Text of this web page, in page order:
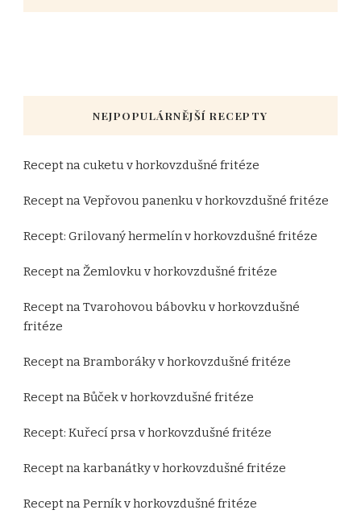
NEJPOPULÁRNĚJŠÍ RECEPTY
Recept na cuketu v horkovzdušné fritéze
Recept na Vepřovou panenku v horkovzdušné fritéze
Recept: Grilovaný hermelín v horkovzdušné fritéze
Recept na Žemlovku v horkovzdušné fritéze
Recept na Tvarohovou bábovku v horkovzdušné
fritéze
Recept na Bramboráky v horkovzdušné fritéze
Recept na Bůček v horkovzdušné fritéze
Recept: Kuřecí prsa v horkovzdušné fritéze
Recept na karbanátky v horkovzdušné fritéze
Recept na Perník v horkovzdušné fritéze